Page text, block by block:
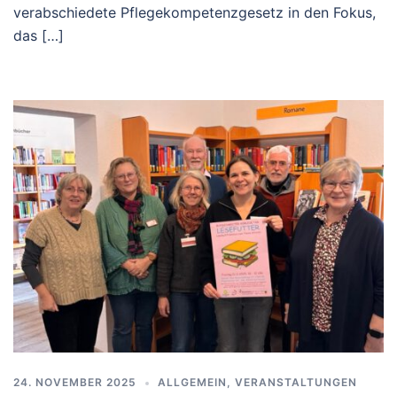
verabschiedete Pflegekompetenzgesetz in den Fokus,
das […]
24. NOVEMBER 2025 ALLGEMEIN , VERANSTALTUNGEN